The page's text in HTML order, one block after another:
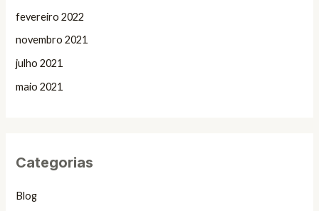
fevereiro 2022
novembro 2021
julho 2021
maio 2021
Categorias
Blog